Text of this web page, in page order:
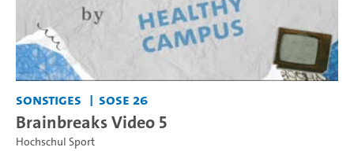
Sonstiges SoSe 26
Brainbreaks Video 5
Hochschul Sport